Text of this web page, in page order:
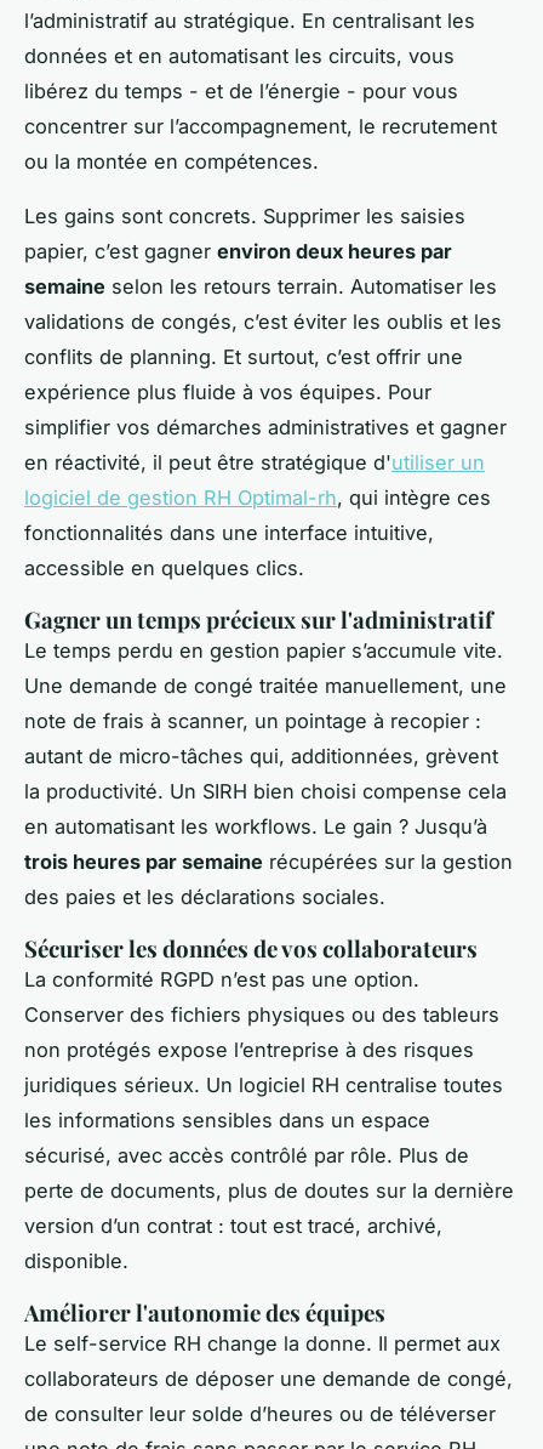
l’administratif au stratégique. En centralisant les
données et en automatisant les circuits, vous
libérez du temps - et de l’énergie - pour vous
concentrer sur l’accompagnement, le recrutement
ou la montée en compétences.
Les gains sont concrets. Supprimer les saisies
papier, c’est gagner environ deux heures par
semaine selon les retours terrain. Automatiser les
validations de congés, c’est éviter les oublis et les
conflits de planning. Et surtout, c’est offrir une
expérience plus fluide à vos équipes. Pour
simplifier vos démarches administratives et gagner
en réactivité, il peut être stratégique d'utiliser un
logiciel de gestion RH Optimal-rh, qui intègre ces
fonctionnalités dans une interface intuitive,
accessible en quelques clics.
Gagner un temps précieux sur l'administratif
Le temps perdu en gestion papier s’accumule vite.
Une demande de congé traitée manuellement, une
note de frais à scanner, un pointage à recopier :
autant de micro-tâches qui, additionnées, grèvent
la productivité. Un SIRH bien choisi compense cela
en automatisant les workflows. Le gain ? Jusqu’à
trois heures par semaine récupérées sur la gestion
des paies et les déclarations sociales.
Sécuriser les données de vos collaborateurs
La conformité RGPD n’est pas une option.
Conserver des fichiers physiques ou des tableurs
non protégés expose l’entreprise à des risques
juridiques sérieux. Un logiciel RH centralise toutes
les informations sensibles dans un espace
sécurisé, avec accès contrôlé par rôle. Plus de
perte de documents, plus de doutes sur la dernière
version d’un contrat : tout est tracé, archivé,
disponible.
Améliorer l'autonomie des équipes
Le self-service RH change la donne. Il permet aux
collaborateurs de déposer une demande de congé,
de consulter leur solde d’heures ou de téléverser